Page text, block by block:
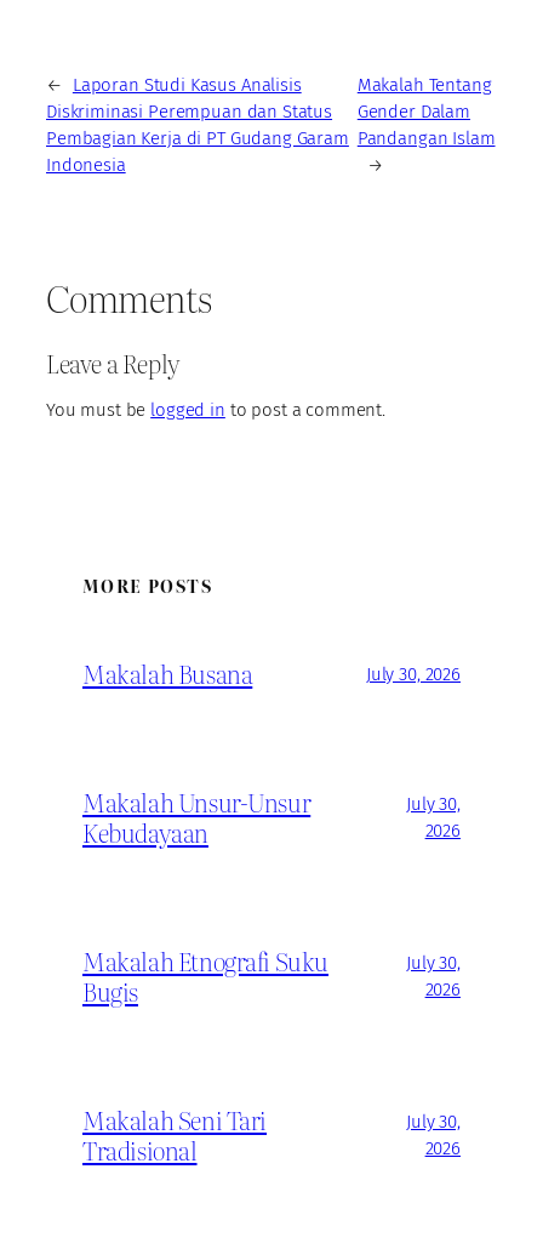
←
Laporan Studi Kasus Analisis
Diskriminasi Perempuan dan Status
Pembagian Kerja di PT Gudang Garam
Indonesia
Makalah Tentang
Gender Dalam
Pandangan Islam
→
Comments
Leave a Reply
You must be logged in to post a comment.
MORE POSTS
Makalah Busana July 30, 2026
Makalah Unsur-Unsur
Kebudayaan
July 30,
2026
Makalah Etnografi Suku
Bugis
July 30,
2026
Makalah Seni Tari
Tradisional
July 30,
2026